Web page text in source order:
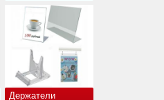
Держатели